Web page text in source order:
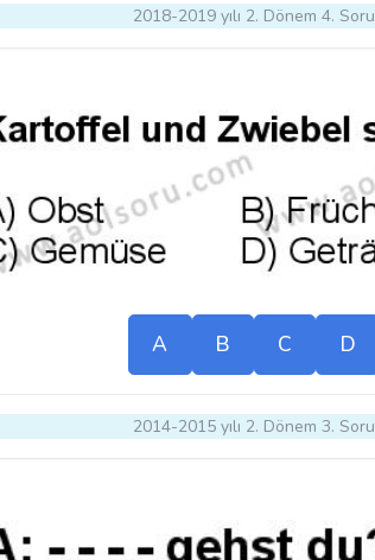
2018-2019 yılı 2. Dönem 4. Soru
A B C D
2014-2015 yılı 2. Dönem 3. Soru